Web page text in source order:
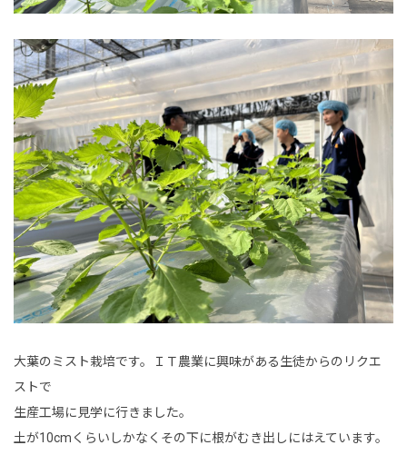
大葉のミスト栽培です。ＩＴ農業に興味がある生徒からのリクエ
ストで
生産工場に見学に行きました。
土が10cmくらいしかなくその下に根がむき出しにはえています。